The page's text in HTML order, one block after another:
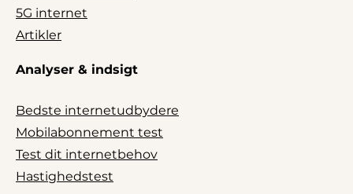
5G internet
Artikler
Analyser & indsigt
Bedste internetudbydere
Mobilabonnement test
Test dit internetbehov
Hastighedstest